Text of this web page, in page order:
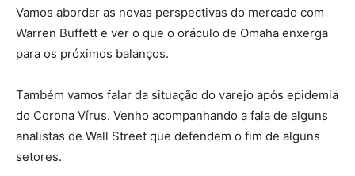
Vamos abordar as novas perspectivas do mercado com
Warren Buffett e ver o que o oráculo de Omaha enxerga
para os próximos balanços.
Também vamos falar da situação do varejo após epidemia
do Corona Vírus. Venho acompanhando a fala de alguns
analistas de Wall Street que defendem o fim de alguns
setores.